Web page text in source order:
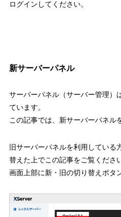
ログインしてください。
新サーバーパネル
サーバーパネル（サーバー管理）
ています。
この記事では、新サーバーパネル
旧サーバーパネルを利用している
替えた上でこの記事をご覧ください
画面上部に新・旧の切り替えボタ